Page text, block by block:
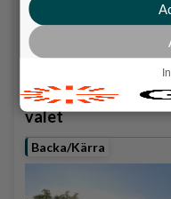
Seniorerna sätter
valet
Backa/Kärra